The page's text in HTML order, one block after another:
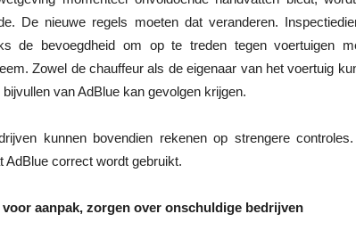
De nieuwe regels moeten dat veranderen.
de bevoegdheid om op te treden tegen voertuigen
Zowel de chauffeur als de eigenaar van het voertuig
bijvullen van AdBlue kan gevolgen krijgen.
kunnen bovendien rekenen op strengere
AdBlue correct wordt gebruikt.
aanpak, zorgen over onschuldige bedrijven